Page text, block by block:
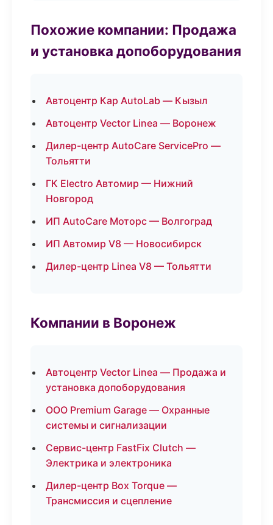
Похожие компании: Продажа
и установка допоборудования
Автоцентр Кар AutoLab — Кызыл
Автоцентр Vector Linea — Воронеж
Дилер-центр AutoCare ServicePro —
Тольятти
ГК Electro Автомир — Нижний
Новгород
ИП AutoCare Моторс — Волгоград
ИП Автомир V8 — Новосибирск
Дилер-центр Linea V8 — Тольятти
Компании в Воронеж
Автоцентр Vector Linea — Продажа и
установка допоборудования
ООО Premium Garage — Охранные
системы и сигнализации
Сервис-центр FastFix Clutch —
Электрика и электроника
Дилер-центр Box Torque —
Трансмиссия и сцепление